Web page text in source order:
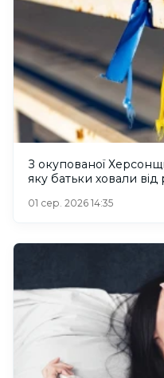
З окупованої
яку батьки ховали від
01 сер. 2026 14:35